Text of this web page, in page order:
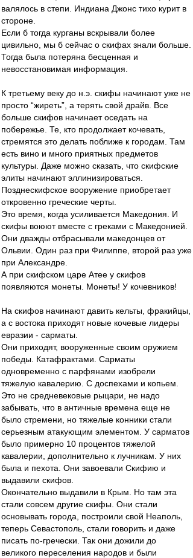
валялось в степи. Индиана Джонс тихо курит в
стороне.
Если б тогда курганы вскрывали более
цивильно, мы б сейчас о скифах знали больше.
Тогда была потеряна бесценная и
невосстановимая информация.
К третьему веку до н.э. скифы начинают уже не
просто “жиреть”, а терять свой драйв. Все
больше скифов начинает оседать на
побережье. Те, кто продолжает кочевать,
стремятся это делать поближе к городам. Там
есть вино и много приятных предметов
культуры. Даже можно сказать, что скифские
элиты начинают эллинизироваться.
Позднескифское вооружение приобретает
откровенно греческие черты.
Это время, когда усиливается Македония. И
скифы воюют вместе с греками с Македонией.
Они дважды отбрасывали македонцев от
Ольвии. Один раз при Филиппе, второй раз уже
при Александре.
А при скифском царе Атее у скифов
появляются монеты. Монеты! У кочевников!
На скифов начинают давить кельты, фракийцы,
а с востока приходят новые кочевые лидеры
евразии - сарматы.
Они приходят, вооруженные своим оружием
победы. Катафрактами. Сарматы
одновременно с парфянами изобрели
тяжелую кавалерию. С доспехами и копьем.
Это не средневековые рыцари, не надо
забывать, что в античные времена еще не
было стремени, но тяжелые конники стали
серьезным атакующим элементом. У сарматов
было примерно 10 процентов тяжелой
кавалерии, дополнительно к лучникам. У них
была и пехота. Они завоевали Скифию и
выдавили скифов.
Окончательно выдавили в Крым. Но там эта
стали совсем другие скифы. Они стали
основывать города, построили свой Неаполь,
теперь Севастополь, стали говорить и даже
писать по-гречески. Так они дожили до
великого переселения народов и были